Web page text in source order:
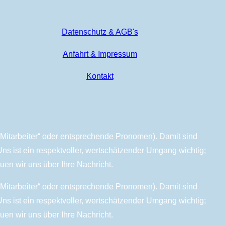
Datenschutz & AGB's
Anfahrt & Impressum
Kontakt
oder entsprechende Pronomen). Damit sind
ist ein respektvoller, wertschätzender Umgang wichtig;
wir uns über Ihre Nachricht.
oder entsprechende Pronomen). Damit sind
ist ein respektvoller, wertschätzender Umgang wichtig;
wir uns über Ihre Nachricht.